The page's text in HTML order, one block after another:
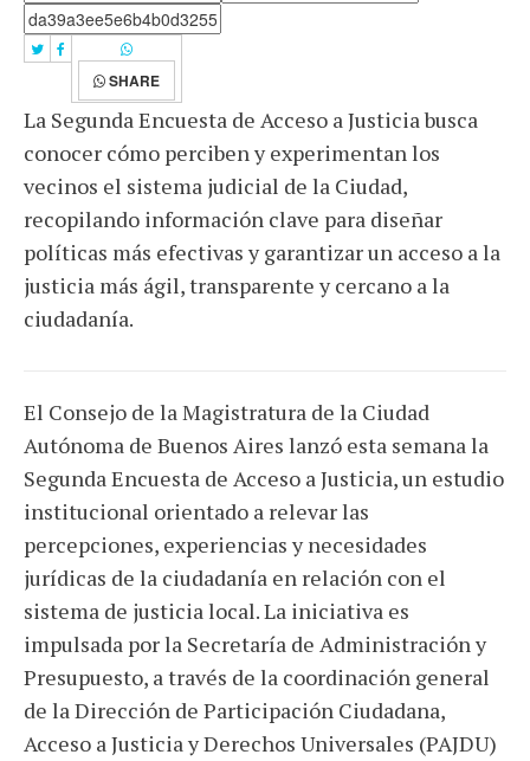
SHARE
La Segunda Encuesta de Acceso a Justicia busca
conocer cómo perciben y experimentan los
vecinos el sistema judicial de la Ciudad,
recopilando información clave para diseñar
políticas más efectivas y garantizar un acceso a la
justicia más ágil, transparente y cercano a la
ciudadanía.
El Consejo de la Magistratura de la Ciudad
Autónoma de Buenos Aires lanzó esta semana la
Segunda Encuesta de Acceso a Justicia, un estudio
institucional orientado a relevar las
percepciones, experiencias y necesidades
jurídicas de la ciudadanía en relación con el
sistema de justicia local. La iniciativa es
impulsada por la Secretaría de Administración y
Presupuesto, a través de la coordinación general
de la Dirección de Participación Ciudadana,
Acceso a Justicia y Derechos Universales (PAJDU)